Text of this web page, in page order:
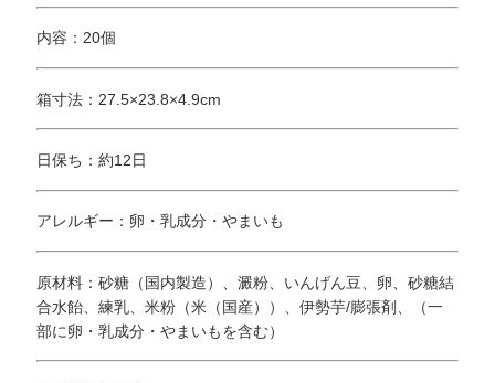
内容：20個
箱寸法：27.5×23.8×4.9cm
日保ち：約12日
アレルギー：卵・乳成分・やまいも
原材料：砂糖（国内製造）、澱粉、いんげん豆、卵、砂糖結
合水飴、練乳、米粉（米（国産））、伊勢芋/膨張剤、（一
部に卵・乳成分・やまいもを含む）